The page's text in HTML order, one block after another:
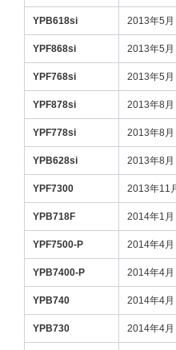
YPB618si 2013年5月
YPF868si 2013年5月
YPF768si 2013年5月
YPF878si 2013年8月
YPF778si 2013年8月
YPB628si 2013年8月
YPF7300 2013年11
YPB718F 2014年1月
YPF7500-P 2014年4月
YPB7400-P 2014年4月
YPB740 2014年4月
YPB730 2014年4月